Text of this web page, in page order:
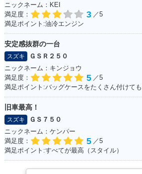
ニックネーム：KEI
満足度：
3 ／5
満足ポイント:油冷エンジン
安定感抜群の一台
スズキ
ＧＳＲ２５０
ニックネーム：キンジョウ
満足度：
5 ／5
満足ポイント:バッグケースをたくさん付けて
旧車最高！
スズキ
ＧＳ７５０
ニックネーム：ケンパー
満足度：
5 ／5
満足ポイント:すべてが最高（スタイル）